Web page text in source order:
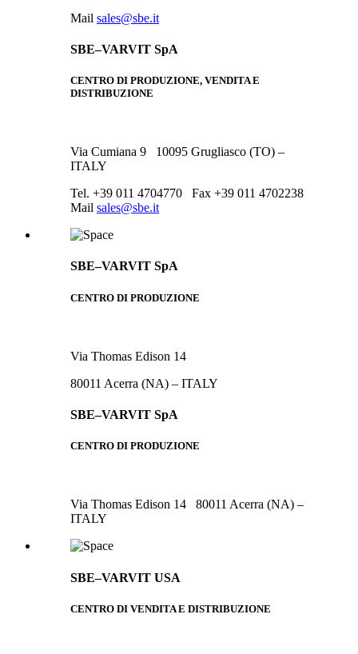
Mail sales@sbe.it
SBE–VARVIT SpA
CENTRO DI PRODUZIONE, VENDITA E
DISTRIBUZIONE
Via Cumiana 9 10095 Grugliasco (TO) –
ITALY
Tel. +39 011 4704770 Fax +39 011 4702238
Mail sales@sbe.it
SBE–VARVIT SpA
CENTRO DI PRODUZIONE
Via Thomas Edison 14
80011 Acerra (NA) – ITALY
SBE–VARVIT SpA
CENTRO DI PRODUZIONE
Via Thomas Edison 14 80011 Acerra (NA) –
ITALY
SBE–VARVIT USA
CENTRO DI VENDITA E DISTRIBUZIONE